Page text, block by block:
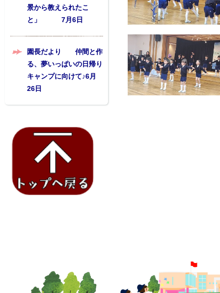
景から教えられたこ
と」 7月6日
園長だより 仲間と作
る、夢いっぱいの日帰り
キャンプに向けて♪6月
26日